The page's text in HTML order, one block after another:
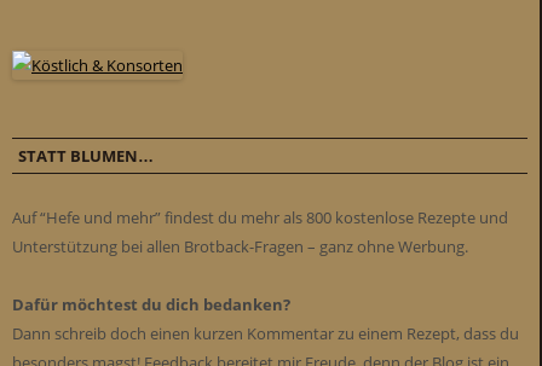
STATT BLUMEN…
Auf “Hefe und mehr” findest du mehr als 800 kostenlose Rezepte und
Unterstützung bei allen Brotback-Fragen – ganz ohne Werbung.
Dafür möchtest du dich bedanken?
Dann schreib doch einen kurzen Kommentar zu einem Rezept, dass du